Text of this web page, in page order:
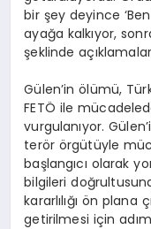
bir şey deyince
ayağa kalkıyor,
şeklinde
Gülen’in ölümü,
FETÖ ile
vurgulanıyor.
terör örgütüyle
başlangıcı olarak
bilgileri
kararlılığı ön plana
getirilmesi için